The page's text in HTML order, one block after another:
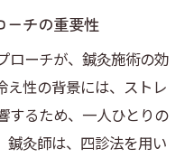
ーチの重要性
ローチが、鍼灸施術の効
え性の背景には、ストレ
するため、一人ひとりの
鍼灸師は、四診法を用い